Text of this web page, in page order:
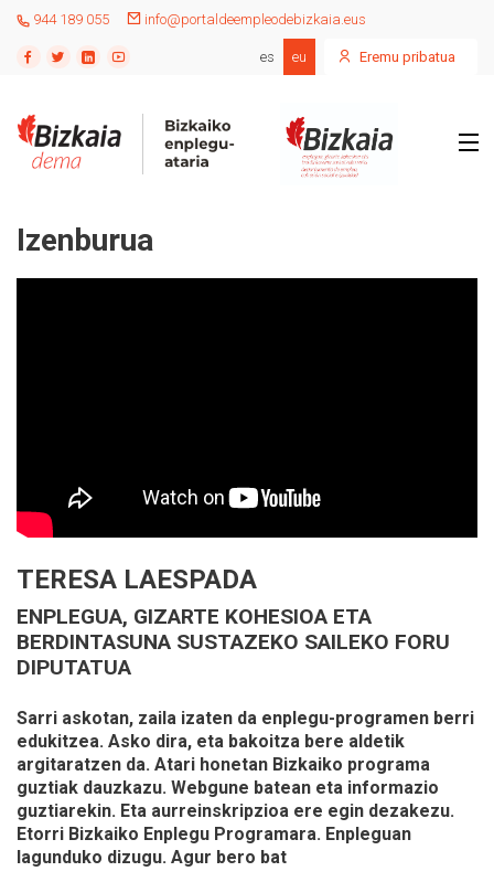
944 189 055 info@portaldeempleodebizkaia.eus
es eu Eremu pribatua
Izenburua
TERESA LAESPADA
ENPLEGUA, GIZARTE KOHESIOA ETA
BERDINTASUNA SUSTAZEKO SAILEKO FORU
DIPUTATUA
Sarri askotan, zaila izaten da enplegu-programen berri
edukitzea. Asko dira, eta bakoitza bere aldetik
argitaratzen da. Atari honetan Bizkaiko programa
guztiak dauzkazu. Webgune batean eta informazio
guztiarekin. Eta aurreinskripzioa ere egin dezakezu.
Etorri Bizkaiko Enplegu Programara. Enpleguan
lagunduko dizugu. Agur bero bat